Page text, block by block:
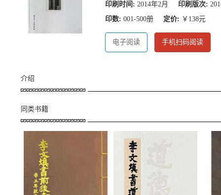
印刷时间: 2014年2月 印刷版次:
印数: 001-500册 定价: ￥138元
电子阅读 手机扫码阅读
介绍
同类书籍